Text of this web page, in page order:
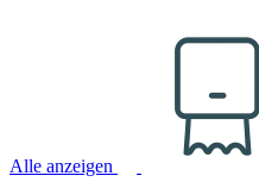
Alle anzeigen